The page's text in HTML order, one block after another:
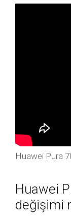
Huawei Pura
Huawei
değişimi